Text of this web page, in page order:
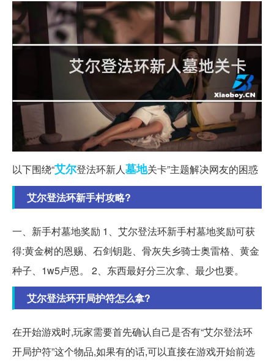
以下围绕“艾尔登法环新人墓地关卡”主题解决网友的困惑
艾尔登法环新手村攻略?
一、新手村墓地奖励 1、艾尔登法环新手村墓地奖励可获
得:黄金树的恩赐、石剑钥匙、骨灰失乡骑士奥雷格、黄金
种子、1w5卢恩。 2、东西最好分三次拿、最少也要。
艾尔登法环开局护符怎么拿?
在开始游戏时,玩家需要首先确认自己是否有“艾尔登法环
开局护符”这个物品,如果有的话,可以直接在游戏开始前选